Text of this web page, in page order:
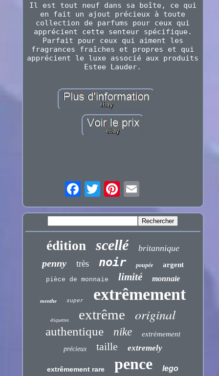
Il est tout neuf dans sa boîte, ce qui
en fait un ajout précieux à toute
collection de parfums pour ceux qui
apprécient cette senteur spécifique.
Parfait pour ceux qui aiment les
fragrances fraîches et propres et qui
apprécient le luxe associé aux produits
Estee Lauder.
édition scellé britannique
penny très noir poupée argent
pièce de monnaie limité monnaie
menthe super extrêmement
étiquettes extrême original
authentique nike extrèmement
précieux taille extremely
extrêmement rare pence lego